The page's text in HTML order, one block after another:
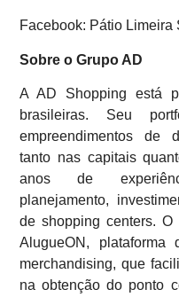
Facebook: Pátio Limeira
Sobre o Grupo AD
A AD Shopping está
brasileiras. Seu
empreendimentos de
tanto nas capitais
anos de
planejamento,
de shopping centers.
AlugueON,
merchandising, que
na obtenção do ponto